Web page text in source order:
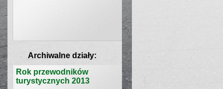
Archiwalne działy:
Rok przewodników
turystycznych 2013